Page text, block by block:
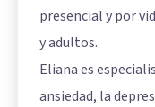
presencial y por
y adultos.
Eliana es
ansiedad, la